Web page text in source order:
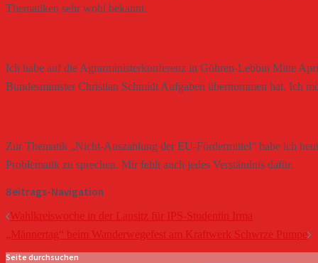
Thematiken sehr wohl bekannt.
Ich habe auf die Agrarministerkonferenz in Göhren-Lebbin Mitte
Bundesminister Christian Schmidt Aufgaben übernommen hat. Ich
Zur Thematik „Nicht-Auszahlung der EU-Fördermittel“ habe ich
Problematik zu sprechen. Mir fehlt auch jedes Verständnis dafür.
Beitrags-Navigation
Wahlkreiswoche in der Lausitz für IPS-Studentin Irma
„Männertag“ beim Wanderwegefest am Kraftwerk Schwrze Pumpe
Seite durchsuchen